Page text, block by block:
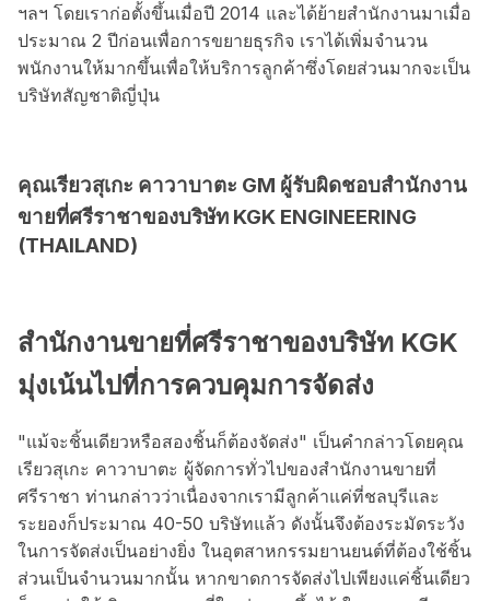
ฯลฯ โดยเราก่อตั้งขึ้นเมื่อปี 2014 และได้ย้ายสำนักงานมาเมื่อ
ประมาณ 2 ปีก่อนเพื่อการขยายธุรกิจ เราได้เพิ่มจำนวน
พนักงานให้มากขึ้นเพื่อให้บริการลูกค้าซึ่งโดยส่วนมากจะเป็น
บริษัทสัญชาติญี่ปุ่น
คุณเรียวสุเกะ คาวาบาตะ GM ผู้รับผิดชอบสำนักงาน
ขายที่ศรีราชาของบริษัท KGK ENGINEERING
(THAILAND)
สำนักงานขายที่ศรีราชาของบริษัท KGK
มุ่งเน้นไปที่การควบคุมการจัดส่ง
"แม้จะชิ้นเดียวหรือสองชิ้นก็ต้องจัดส่ง" เป็นคำกล่าวโดยคุณ
เรียวสุเกะ คาวาบาตะ ผู้จัดการทั่วไปของสำนักงานขายที่
ศรีราชา ท่านกล่าวว่าเนื่องจากเรามีลูกค้าแค่ที่ชลบุรีและ
ระยองก็ประมาณ 40-50 บริษัทแล้ว ดังนั้นจึงต้องระมัดระวัง
ในการจัดส่งเป็นอย่างยิ่ง ในอุตสาหกรรมยานยนต์ที่ต้องใช้ชิ้น
ส่วนเป็นจำนวนมากนั้น หากขาดการจัดส่งไปเพียงแค่ชิ้นเดียว